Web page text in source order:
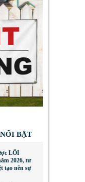
BẬT
LỐI
2026, tư
tạo nên sự